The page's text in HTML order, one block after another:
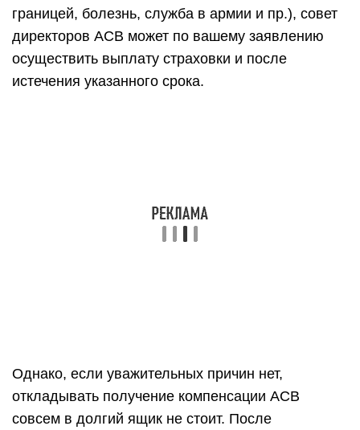
границей, болезнь, служба в армии и пр.), совет
директоров АСВ может по вашему заявлению
осуществить выплату страховки и после
истечения указанного срока.
Однако, если уважительных причин нет,
откладывать получение компенсации АСВ
совсем в долгий ящик не стоит. После